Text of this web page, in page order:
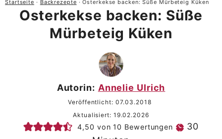
Startseite · Backrezepte ·Osterkekse backen: Süße Mürbeteig Küken
Osterkekse backen: Süße
Mürbeteig Küken
Autorin: Annelie Ulrich
Veröffentlicht: 07.03.2018
Aktualisiert: 19.02.2026
4,50 von 10 Bewertungen 30